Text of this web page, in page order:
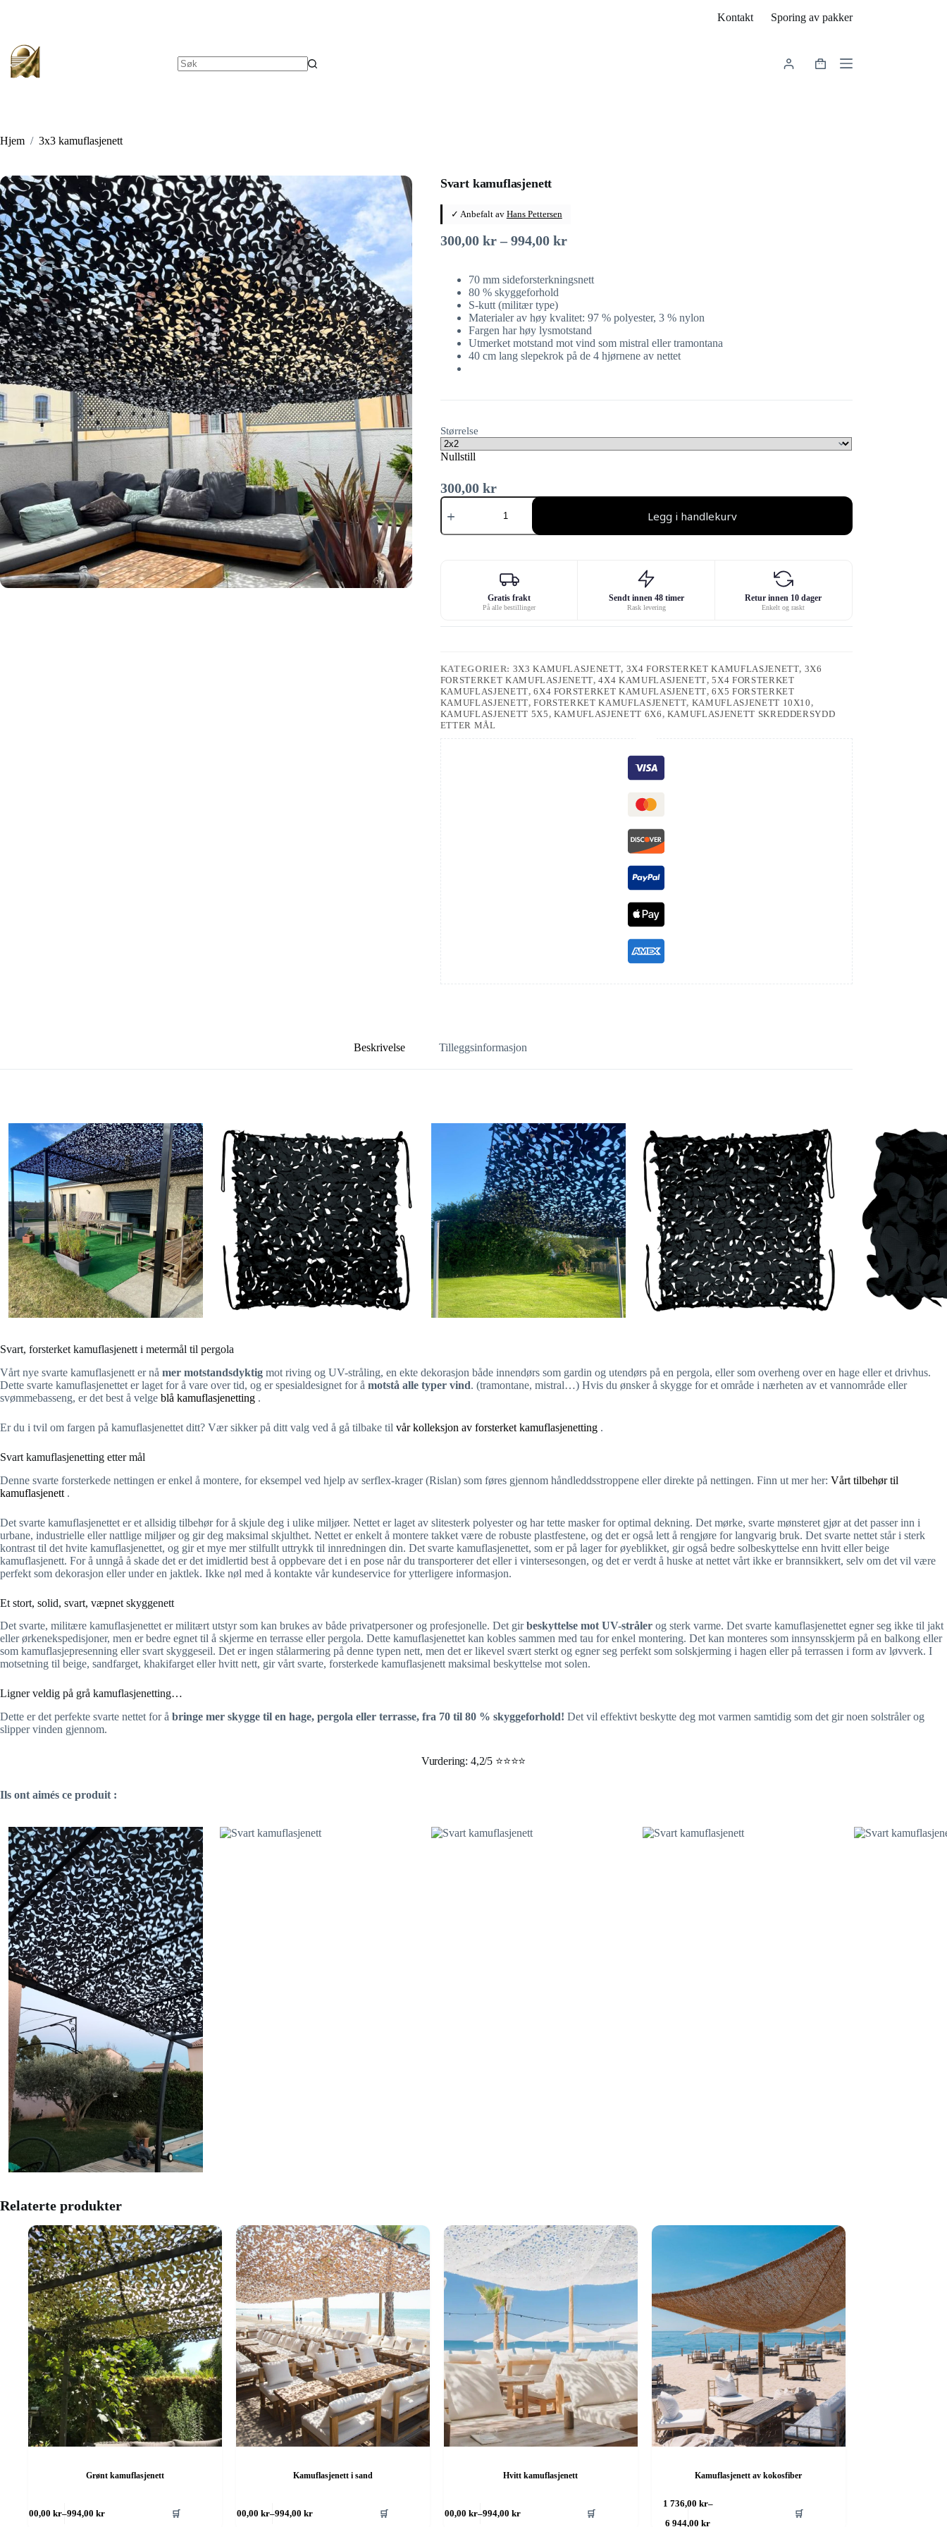
Kontakt Sporing av pakker
Handlekurv
Hjem / 3x3 kamuflasjenett
Svart kamuflasjenett
✓ Anbefalt av Hans Pettersen
300,00 kr – 994,00 krPrisområde:
994,00 kr
70 mm sideforsterkningsnett
80 % skyggeforhold
S-kutt (militær type)
Materialer av høy kvalitet: 97 % polyester, 3 % nylon
Fargen har høy lysmotstand
Utmerket motstand mot vind som mistral eller tramontana
40 cm lang slepekrok på de 4 hjørnene av nettet
Størrelse
Nullstill
300,00 kr
Svart
kamuflasjenett
Legg i handlekurv
Gratis frakt
På alle bestillinger
Sendt innen 48 timer
Rask levering
Retur innen 10 dager
Enkelt og raskt
KATEGORIER: 3X3 KAMUFLASJENETT, 3X4 FORSTERKET KAMUFLASJENETT, 3X6
FORSTERKET KAMUFLASJENETT,4X4 KAMUFLASJENETT,5X4 FORSTERKET
KAMUFLASJENETT,6X4 FORSTERKET KAMUFLASJENETT,6X5 FORSTERKET
KAMUFLASJENETT,FORSTERKET KAMUFLASJENETT, KAMUFLASJENETT 10X10,
KAMUFLASJENETT 5X5, KAMUFLASJENETT 6X6, KAMUFLASJENETT SKREDDERSYDD
ETTER MÅL
Beskrivelse Tilleggsinformasjon
Svart, forsterket kamuflasjenett i metermål til pergola
Vårt nye svarte kamuflasjenett er nå mer motstandsdyktig mot riving og UV-stråling, en ekte dekorasjon både innendørs som gardin og utendørs på en pergola, eller som overheng over en hage eller et drivhus.
Dette svarte kamuflasjenettet er laget for å vare over tid, og er spesialdesignet for å motstå alle typer vind. (tramontane, mistral…) Hvis du ønsker å skygge for et område i nærheten av et vannområde eller
svømmebasseng, er det best å velge blå kamuflasjenetting .
Er du i tvil om fargen på kamuflasjenettet ditt? Vær sikker på ditt valg ved å gå tilbake til vår kolleksjon av forsterket kamuflasjenetting .
Svart kamuflasjenetting etter mål
Denne svarte forsterkede nettingen er enkel å montere, for eksempel ved hjelp av serflex-krager (Rislan) som føres gjennom håndleddsstroppene eller direkte på nettingen. Finn ut mer her: Vårt tilbehør til
kamuflasjenett .
Det svarte kamuflasjenettet er et allsidig tilbehør for å skjule deg i ulike miljøer. Nettet er laget av slitesterk polyester og har tette masker for optimal dekning. Det mørke, svarte mønsteret gjør at det passer inn i
urbane, industrielle eller nattlige miljøer og gir deg maksimal skjulthet. Nettet er enkelt å montere takket være de robuste plastfestene, og det er også lett å rengjøre for langvarig bruk. Det svarte nettet står i sterk
kontrast til det hvite kamuflasjenettet, og gir et mye mer stilfullt uttrykk til innredningen din. Det svarte kamuflasjenettet, som er på lager for øyeblikket, gir også bedre solbeskyttelse enn hvitt eller beige
kamuflasjenett. For å unngå å skade det er det imidlertid best å oppbevare det i en pose når du transporterer det eller i vintersesongen, og det er verdt å huske at nettet vårt ikke er brannsikkert, selv om det vil være
perfekt som dekorasjon eller under en jaktlek. Ikke nøl med å kontakte vår kundeservice for ytterligere informasjon.
Et stort, solid, svart, væpnet skyggenett
Det svarte, militære kamuflasjenettet er militært utstyr som kan brukes av både privatpersoner og profesjonelle. Det girbeskyttelse mot UV-stråler og sterk varme. Det svarte kamuflasjenettet egner seg ikke til jakt
eller ørkenekspedisjoner, men er bedre egnet til å skjerme en terrasse eller pergola. Dette kamuflasjenettet kan kobles sammen med tau for enkel montering. Det kan monteres som innsynsskjerm på en balkong eller
som kamuflasjepresenning eller svart skyggeseil. Det er ingen stålarmering på denne typen nett, men det er likevel svært sterkt og egner seg perfekt som solskjerming i hagen eller på terrassen i form av løvverk. I
motsetning til beige, sandfarget, khakifarget eller hvitt nett, gir vårt svarte, forsterkede kamuflasjenett maksimal beskyttelse mot solen.
Ligner veldig på grå kamuflasjenetting…
Dette er det perfekte svarte nettet for å bringe mer skygge til en hage, pergola eller terrasse, fra 70 til 80 % skyggeforhold! Det vil effektivt beskytte deg mot varmen samtidig som det gir noen solstråler og
slipper vinden gjennom.
Vurdering: 4,2/5 ⭐⭐⭐⭐
Ils ont aimés ce produit :
Relaterte produkter
Grønt kamuflasjenett
300,00kr–994,00kr
Prisområde:
🛒
produktet
Kamuflasjenett i sand
300,00kr–994,00kr
Prisområde:
🛒
produktet
Hvitt kamuflasjenett
300,00 kr–994,00 kr
Prisområde:
🛒
produktet
Kamuflasjenett av kokosfiber
1 736,00 kr–
6 944,00kr
Prisområde:
🛒
Dette